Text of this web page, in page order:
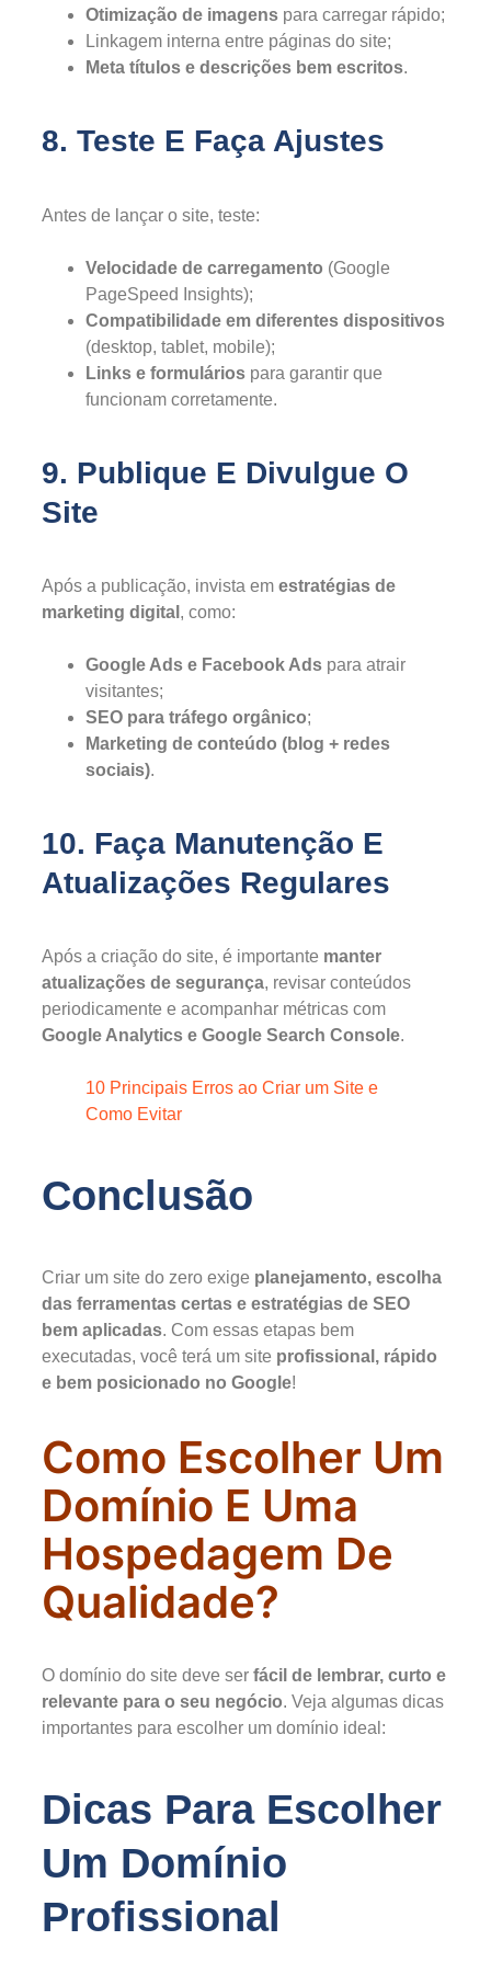
Otimização de imagens para carregar rápido;
Linkagem interna entre páginas do site;
Meta títulos e descrições bem escritos.
8. Teste E Faça Ajustes
Antes de lançar o site, teste:
Velocidade de carregamento (Google
PageSpeed Insights);
Compatibilidade em diferentes dispositivos
(desktop, tablet, mobile);
Links e formulários para garantir que
funcionam corretamente.
9. Publique E Divulgue O
Site
Após a publicação, invista em estratégias de
marketing digital , como:
Google Ads e Facebook Ads para atrair
visitantes;
SEO para tráfego orgânico;
Marketing de conteúdo (blog + redes
sociais).
10. Faça Manutenção E
Atualizações Regulares
Após a criação do site, é importante manter
atualizações de segurança, revisar conteúdos
periodicamente e acompanhar métricas com
Google Analytics e Google Search Console.
10 Principais Erros ao Criar um Site e
Como Evitar
Conclusão
Criar um site do zero exige planejamento, escolha
das ferramentas certas e estratégias de SEO
bem aplicadas. Com essas etapas bem
executadas, você terá um site profissional, rápido
e bem posicionado no Google!
Como Escolher Um
Domínio E Uma
Hospedagem De
Qualidade?
O domínio do site deve ser fácil de lembrar, curto e
relevante para o seu negócio. Veja algumas dicas
importantes para escolher um domínio ideal:
Dicas Para Escolher
Um Domínio
Profissional